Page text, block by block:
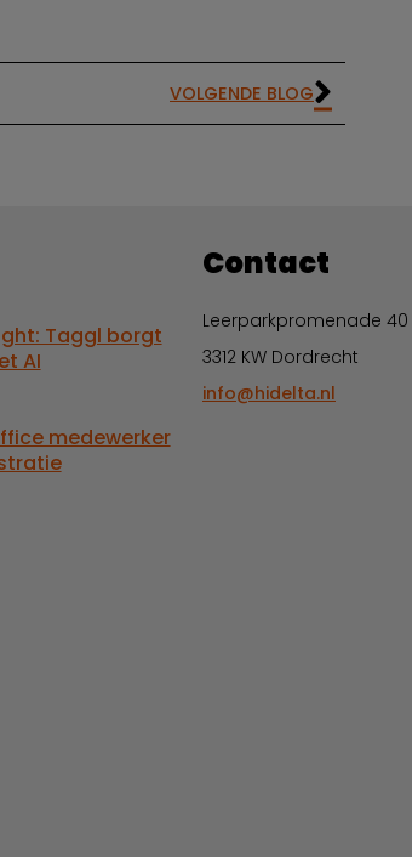
VOLGENDE BLOG
Taggl borgt
AI
medewerker
Contact
Leerparkpromenade 40
3312 KW Dordrecht
info@hidelta.nl